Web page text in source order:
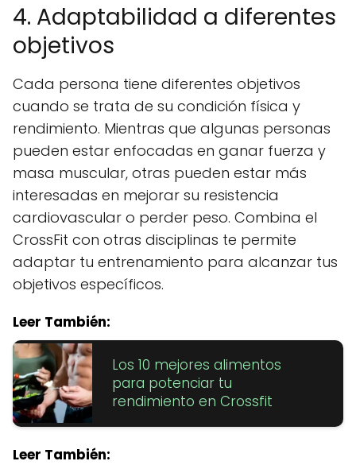
4. Adaptabilidad a diferentes
objetivos
Cada persona tiene diferentes objetivos
cuando se trata de su condición física y
rendimiento. Mientras que algunas personas
pueden estar enfocadas en ganar fuerza y
masa muscular, otras pueden estar más
interesadas ​​en mejorar su resistencia
cardiovascular o perder peso. Combina el
CrossFit con otras disciplinas te permite
adaptar tu entrenamiento para alcanzar tus
objetivos específicos.
Leer También:
Los 10 mejores alimentos
para potenciar tu
rendimiento en Crossfit
Leer También: